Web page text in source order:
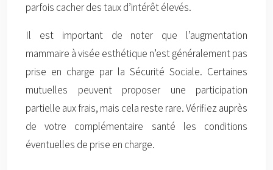
parfois cacher des taux d’intérêt élevés.
Il est important de noter que l’augmentation
mammaire à visée esthétique n’est généralement pas
prise en charge par la Sécurité Sociale. Certaines
mutuelles peuvent proposer une participation
partielle aux frais, mais cela reste rare. Vérifiez auprès
de votre complémentaire santé les conditions
éventuelles de prise en charge.